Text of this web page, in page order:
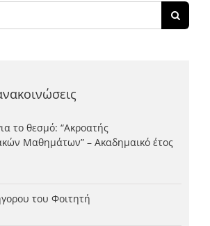
το θεσμό: “Ακροατής
Μαθημάτων” – Ακαδημαικό έτος
του Φοιτητή